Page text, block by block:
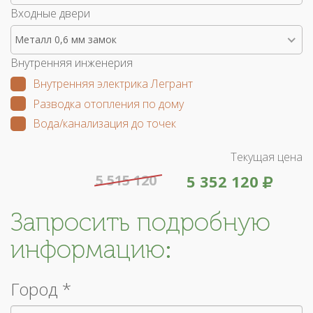
Входные двери
Металл 0,6 мм замок
Внутренняя инженерия
Внутренняя электрика Легрант
Разводка отопления по дому
Вода/канализация до точек
Текущая цена
5 352 120
5 515 120
Запросить подробную
информацию:
Город *